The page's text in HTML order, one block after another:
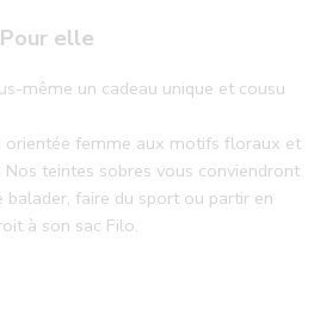
Pour elle
même un cadeau unique et cousu
orientée femme aux motifs floraux et
teintes sobres vous conviendront
balader, faire du sport ou partir en
à son sac Filo.